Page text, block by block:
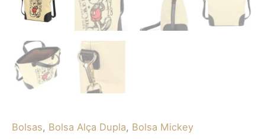
Bolsas, Bolsa Alça Dupla, Bolsa Mickey